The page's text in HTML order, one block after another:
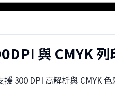
與 CMYK 列
300 DPI 高解析與 CMYK